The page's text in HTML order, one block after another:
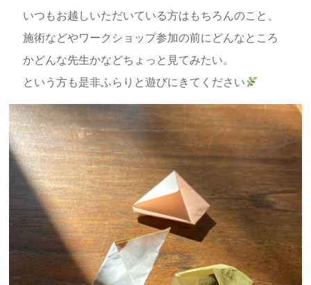
いつもお越しいただいている方はもちろんのこと、
施術などやワークショップ参加の前にどんなところ
かどんな先生かなどちょっと見てみたい。
という方も是非ふらりと遊びにきてください